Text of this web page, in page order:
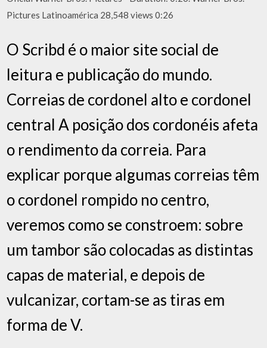
Pictures Latinoamérica 28,548 views 0:26
O Scribd é o maior site social de
leitura e publicação do mundo.
Correias de cordonel alto e cordonel
central A posição dos cordonéis afeta
o rendimento da correia. Para
explicar porque algumas correias têm
o cordonel rompido no centro,
veremos como se constroem: sobre
um tambor são colocadas as distintas
capas de material, e depois de
vulcanizar, cortam-se as tiras em
forma de V.